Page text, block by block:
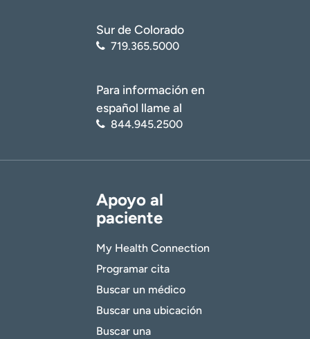
Sur de Colorado
719.365.5000
Para información en
español llame al
844.945.2500
Apoyo al
paciente
My Health Connection
Programar cita
Buscar un médico
Buscar una ubicación
Buscar una